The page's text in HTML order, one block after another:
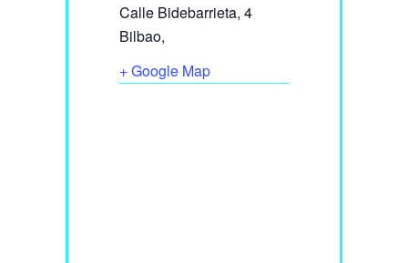
Calle Bidebarrieta, 4
Bilbao,
+ Google Map